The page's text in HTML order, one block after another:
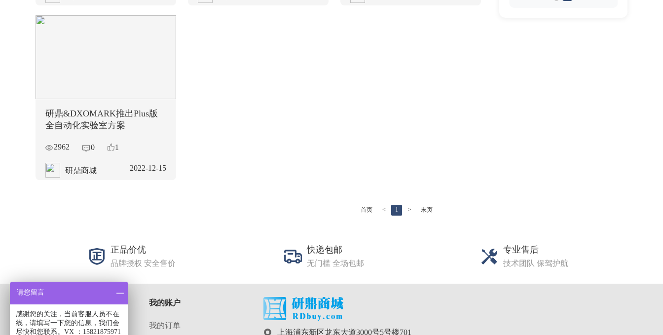
研鼎&DXOMARK推出Plus版
全自动化实验室方案
2962 0 1
研鼎商城 2022-12-15
首页 < 1 > 末页
正品价优
品牌授权 安全售价
快递包邮
无门槛 全场包邮
专业售后
技术团队 保驾护航
关于
解决方案
我的账户
我的订单
上海浦东新区龙东大道3000号5号楼701
请您留言
感谢您的关注，当前客服人员不在
线，请填写一下您的信息，我们会
尽快和您联系。VX ：15821875971